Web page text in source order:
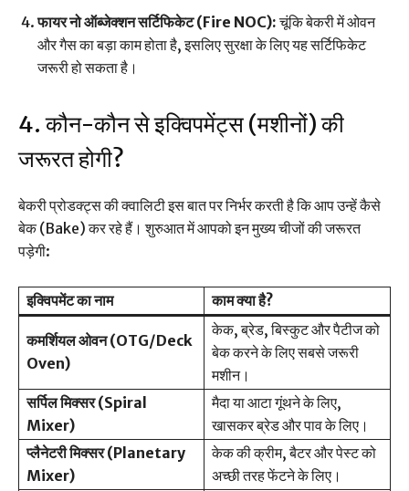
फायर नो ऑब्जेक्शन सर्टिफिकेट (Fire NOC):चूंकि बेकरी में ओवन
और गैस का बड़ा काम होता है, इसलिए सुरक्षा के लिए यह सर्टिफिकेट
जरूरी हो सकता है।
4. कौन-कौन से इक्विपमेंट्स (मशीनों) की
जरूरत होगी?
बेकरी प्रोडक्ट्स की क्वालिटी इस बात पर निर्भर करती है कि आप उन्हें कैसे
बेक (Bake) कर रहे हैं। शुरुआत में आपको इन मुख्य चीजों की जरूरत
पड़ेगी:
इक्विपमेंट का नाम काम क्या है?
कमर्शियल ओवन (OTG/Deck
Oven)
केक, ब्रेड, बिस्कुट और पैटीज को
बेक करने के लिए सबसे जरूरी
मशीन।
सर्पिल मिक्सर (Spiral
Mixer)
मैदा या आटा गूंथने के लिए,
खासकर ब्रेड और पाव के लिए।
प्लैनेटरी मिक्सर (Planetary
Mixer)
केक की क्रीम, बैटर और पेस्ट को
अच्छी तरह फेंटने के लिए।